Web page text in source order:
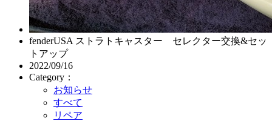
fenderUSA ストラトキャスター セレクター交換&セッ
トアップ
2022/09/16
Category：
お知らせ
すべて
リペア